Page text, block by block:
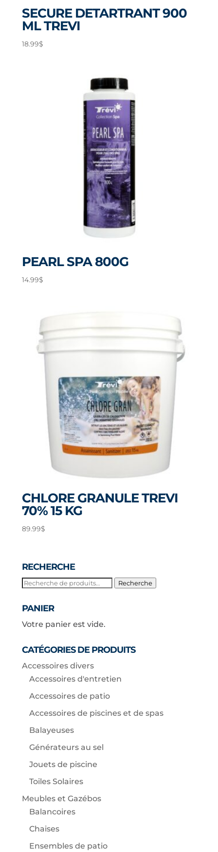
SECURE DETARTRANT 900
ML TREVI
18.99$
PEARL SPA 800G
14.99$
CHLORE GRANULE TREVI
70% 15 KG
89.99$
RECHERCHE
Recherche
Recherche
PANIER
Votre panier est vide.
CATÉGORIES DE PRODUITS
Accessoires divers
Accessoires d'entretien
Accessoires de patio
Accessoires de piscines et de spas
Balayeuses
Générateurs au sel
Jouets de piscine
Toiles Solaires
Meubles et Gazébos
Balancoires
Chaises
Ensembles de patio